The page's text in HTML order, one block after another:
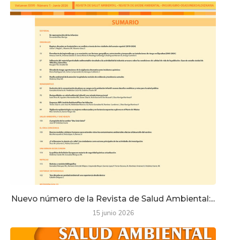
Nuevo número de la Revista de Salud Ambiental:...
15 junio 2026